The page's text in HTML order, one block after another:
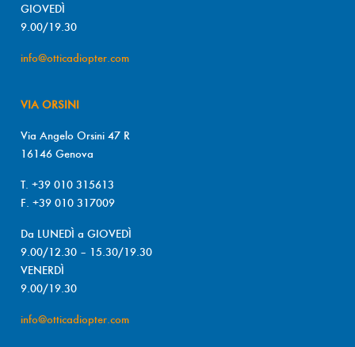
GIOVEDÌ
9.00/19.30
info@otticadiopter.com
VIA ORSINI
Via Angelo Orsini 47 R
16146 Genova
T. +39 010 315613
F. +39 010 317009
Da LUNEDÌ a GIOVEDÌ
9.00/12.30 – 15.30/19.30
VENERDÌ
9.00/19.30
info@otticadiopter.com